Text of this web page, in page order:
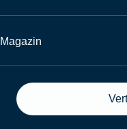
Magazin